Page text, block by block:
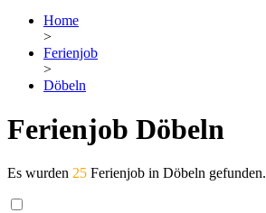
Home
>
Ferienjob
>
Döbeln
Ferienjob Döbeln
Es wurden 25 Ferienjob in Döbeln gefunden.